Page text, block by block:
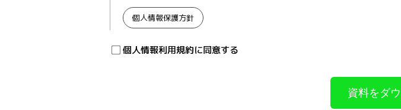
個人情報保護方針
個人情報利用規約に同意する